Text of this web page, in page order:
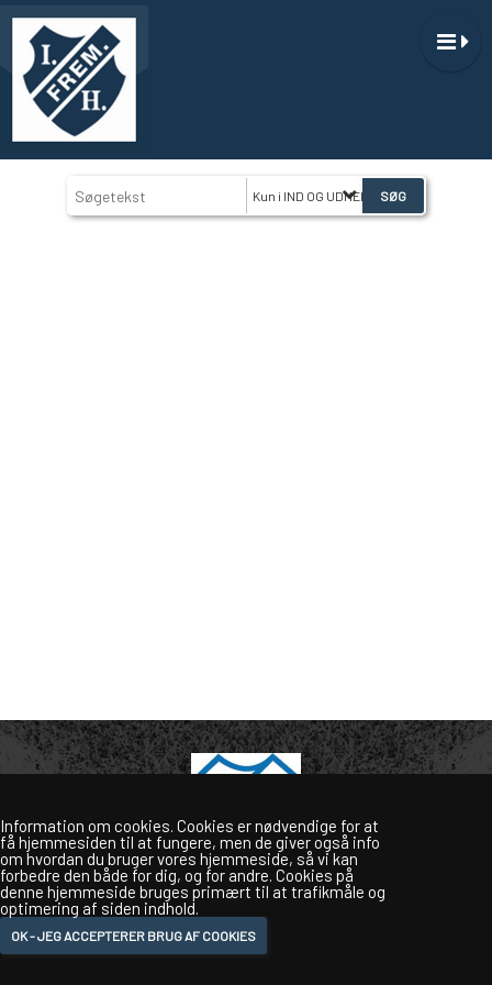
Kun i IND OG UDMELDELSE
Frem Hellebæk Fodbold
Nordkysthallen | Falkenbergvej | 3140 Ålsgårde
Bank: 0466 - 0296 542 504 | Mobilepay: 36237
Information om cookies. Cookies er nødvendige for at
få hjemmesiden til at fungere, men de giver også info
om hvordan du bruger vores hjemmeside, så vi kan
forbedre den både for dig, og for andre. Cookies på
denne hjemmeside bruges primært til at trafikmåle og
optimering af siden indhold.